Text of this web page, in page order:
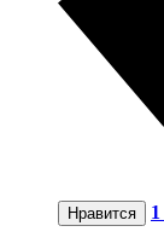
Нравится 1